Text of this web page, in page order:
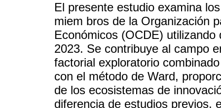
El presente estudio examina
miem bros de la Organización
Económicos (OCDE)
2023. Se contribuye al campo
factorial exploratorio
con el método de Ward,
de los ecosistemas de
diferencia de estudios previos,